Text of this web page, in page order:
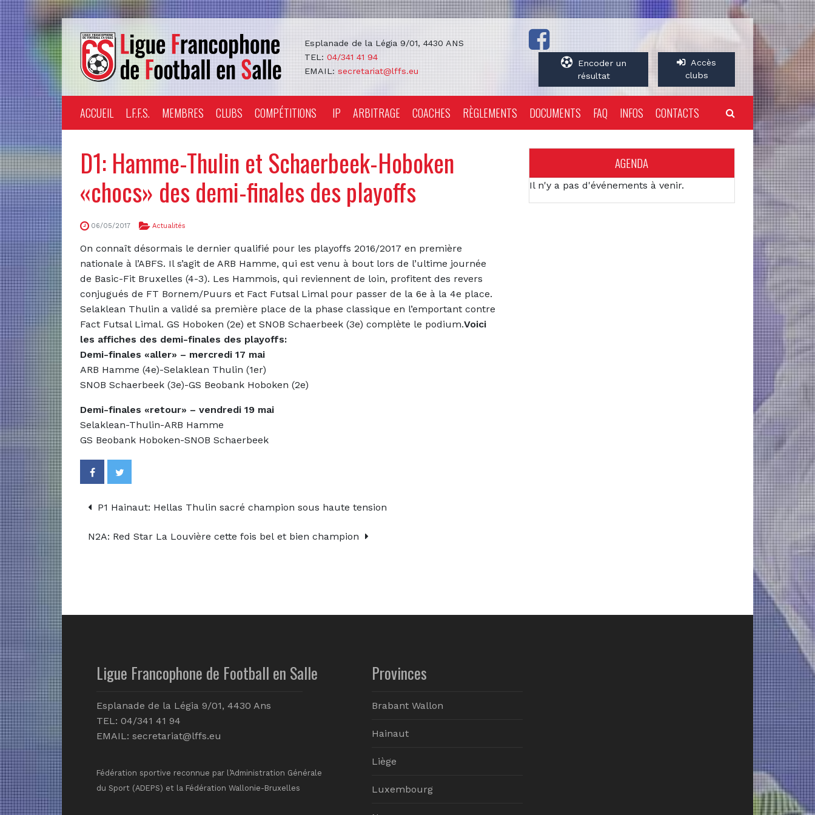
Esplanade de la Légia 9/01, 4430 ANS
TEL: 04/341 41 94
EMAIL: secretariat@lffs.eu
Encoder un
résultat
Accès
clubs
ACCUEIL L.F.F.S. MEMBRES CLUBS COMPÉTITIONS IP ARBITRAGE COACHES RÈGLEMENTS DOCUMENTS FAQ INFOS CONTACTS
D1: Hamme-Thulin et Schaerbeek-Hoboken
«chocs» des demi-finales des playoffs
06/05/2017 Actualités
On connaît désormais le dernier qualifié pour les playoffs 2016/2017 en première
nationale à l’ABFS. Il s’agit de ARB Hamme, qui est venu à bout lors de l’ultime journée
de Basic-Fit Bruxelles (4-3). Les Hammois, qui reviennent de loin, profitent des revers
conjugués de FT Bornem/Puurs et Fact Futsal Limal pour passer de la 6e à la 4e place.
Selaklean Thulin a validé sa première place de la phase classique en l’emportant contre
Fact Futsal Limal. GS Hoboken (2e) et SNOB Schaerbeek (3e) complète le podium.Voici
les affiches des demi-finales des playoffs:
Demi-finales «aller» – mercredi 17 mai
ARB Hamme (4e)-Selaklean Thulin (1er)
SNOB Schaerbeek (3e)-GS Beobank Hoboken (2e)
Demi-finales «retour» – vendredi 19 mai
Selaklean-Thulin-ARB Hamme
GS Beobank Hoboken-SNOB Schaerbeek
P1 Hainaut: Hellas Thulin sacré champion sous haute tension
N2A: Red Star La Louvière cette fois bel et bien champion
AGENDA
Il n'y a pas d'événements à venir.
Ligue Francophone de Football en Salle
Esplanade de la Légia 9/01, 4430 Ans
TEL: 04/341 41 94
EMAIL: secretariat@lffs.eu
Fédération sportive reconnue par l’Administration Générale
du Sport (ADEPS) et la Fédération Wallonie-Bruxelles
Provinces
Brabant Wallon
Hainaut
Liège
Luxembourg